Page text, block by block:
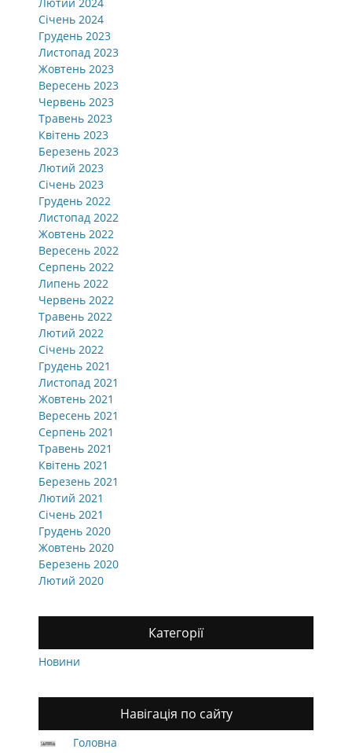
Січень 2024
Грудень 2023
Листопад 2023
Жовтень 2023
Вересень 2023
Червень 2023
Травень 2023
Квітень 2023
Березень 2023
Лютий 2023
Січень 2023
Грудень 2022
Листопад 2022
Жовтень 2022
Вересень 2022
Серпень 2022
Липень 2022
Червень 2022
Травень 2022
Лютий 2022
Січень 2022
Грудень 2021
Листопад 2021
Жовтень 2021
Вересень 2021
Серпень 2021
Травень 2021
Квітень 2021
Березень 2021
Лютий 2021
Січень 2021
Грудень 2020
Жовтень 2020
Березень 2020
Лютий 2020
Категорії
Новини
Навігація по сайту
Головна